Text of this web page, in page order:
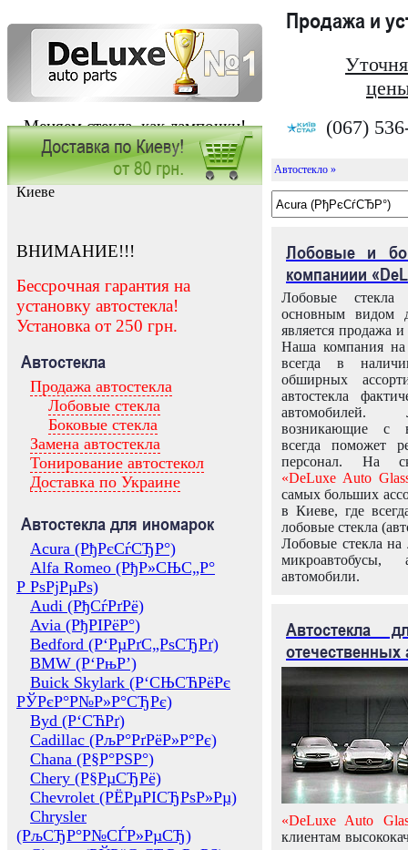
Меняем стекла, как лампочки!
Продажа и
(067)
Заказать установку автостекла в
Киеве
ВНИМАНИЕ!!!
Бессрочная гарантия на
установку автостекла!
Установка от 250 грн.
Автостекла
Продажа автостекла
Лобовые стекла
Боковые стекла
Замена автостекла
Тонирование автостекол
Доставка по Украине
Автостекла для иномарок
Acura (РђРєСѓСЂР°)
Alfa Romeo (РђР»СЊС„Р°
Р РѕРјРµРѕ)
Audi (РђСѓРґРё)
Avia (РђРІРёР°)
Bedford (Р‘РµРґС„РѕСЂРґ)
BMW (Р‘РњР’)
Buick Skylark (Р‘СЊСЋРёРє
РЎРєР°Р№Р»Р°СЂРє)
Byd (Р‘СЋРґ)
Cadillac (РљР°РґРёР»Р°Рє)
Chana (Р§Р°РЅР°)
Chery (Р§РµСЂРё)
Chevrolet (РЁРµРІСЂРѕР»Рµ)
Chrysler
(РљСЂР°Р№СЃР»РµСЂ)
Автостекло »
Лобовые и
компаниии
Лобовые
основным видом
является продажа и
Наша компания на
всегда в
обширных
автостекла
возникающие с
всегда поможет
персонал. На
«DeLuxe Auto
самых больших
в Киеве, где
лобовые стекла
Лобовые стекла на
микроавтобусы,
автомобили.
Автостекла
отечественных
«DeLuxe Auto
клиентам